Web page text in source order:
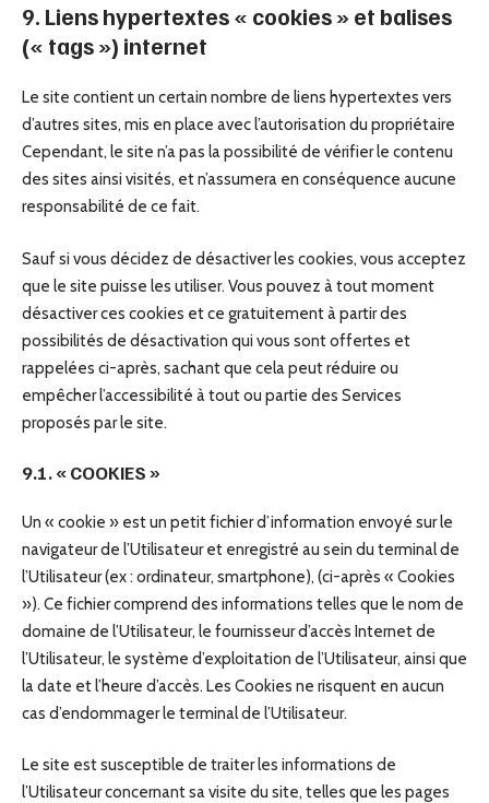
9. Liens hypertextes « cookies » et balises
(« tags ») internet
Le site contient un certain nombre de liens hypertextes vers
d’autres sites, mis en place avec l’autorisation du propriétaire
Cependant, le site n’a pas la possibilité de vérifier le contenu
des sites ainsi visités, et n’assumera en conséquence aucune
responsabilité de ce fait.
Sauf si vous décidez de désactiver les cookies, vous acceptez
que le site puisse les utiliser. Vous pouvez à tout moment
désactiver ces cookies et ce gratuitement à partir des
possibilités de désactivation qui vous sont offertes et
rappelées ci-après, sachant que cela peut réduire ou
empêcher l’accessibilité à tout ou partie des Services
proposés par le site.
9.1. « COOKIES »
Un « cookie » est un petit fichier d’information envoyé sur le
navigateur de l’Utilisateur et enregistré au sein du terminal de
l’Utilisateur (ex : ordinateur, smartphone), (ci-après « Cookies
»). Ce fichier comprend des informations telles que le nom de
domaine de l’Utilisateur, le fournisseur d’accès Internet de
l’Utilisateur, le système d’exploitation de l’Utilisateur, ainsi que
la date et l’heure d’accès. Les Cookies ne risquent en aucun
cas d’endommager le terminal de l’Utilisateur.
Le site est susceptible de traiter les informations de
l’Utilisateur concernant sa visite du site, telles que les pages